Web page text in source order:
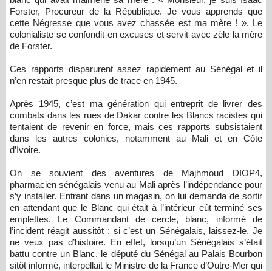
Forster, Procureur de la République. Je vous apprends que
cette Négresse que vous avez chassée est ma mère ! ». Le
colonialiste se confondit en excuses et servit avec zèle la mère
de Forster.
Ces rapports disparurent assez rapidement au Sénégal et il
n’en restait presque plus de trace en 1945.
Après 1945, c’est ma génération qui entreprit de livrer des
combats dans les rues de Dakar contre les Blancs racistes qui
tentaient de revenir en force, mais ces rapports subsistaient
dans les autres colonies, notamment au Mali et en Côte
d’Ivoire.
On se souvient des aventures de Majhmoud DIOP4,
pharmacien sénégalais venu au Mali après l’indépendance pour
s’y installer. Entrant dans un magasin, on lui demanda de sortir
en attendant que le Blanc qui était à l’intérieur eût terminé ses
emplettes. Le Commandant de cercle, blanc, informé de
l’incident réagit aussitôt : si c’est un Sénégalais, laissez-le. Je
ne veux pas d’histoire. En effet, lorsqu’un Sénégalais s’était
battu contre un Blanc, le député du Sénégal au Palais Bourbon
sitôt informé, interpellait le Ministre de la France d’Outre-Mer qui